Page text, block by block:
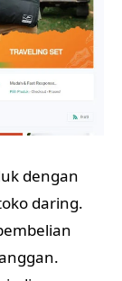
dengan
daring.